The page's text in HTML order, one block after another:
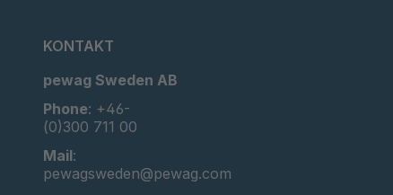
KONTAKT
pewag Sweden AB
Phone: +46-
(0)300 711 00
Mail:
pewagsweden@pewag.com